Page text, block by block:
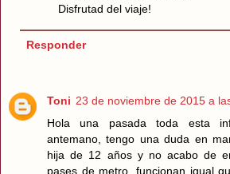
Disfrutad del viaje!
Responder
Toni 23 de noviembre de 2015 a
Hola una pasada toda esta
antemano, tengo una duda en
hija de 12 años y no acabo de
pases de metro. funcionan igual